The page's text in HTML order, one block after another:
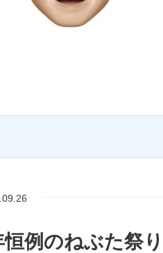
恒例のねぶた祭